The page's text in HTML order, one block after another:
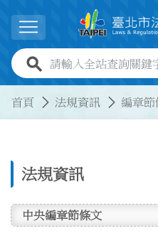
展開選單
全站查詢關鍵字欄位
首頁 法規資訊 編章節
法規資訊
中央編章節條文